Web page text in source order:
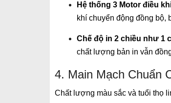
Hệ thống 3 Motor điều
khí chuyển động đồng bộ,
Chế độ in 2 chiều như 1
chất lượng bản in vẫn
4. Main Mạch Chuẩn
Chất lượng màu sắc và tuổi thọ